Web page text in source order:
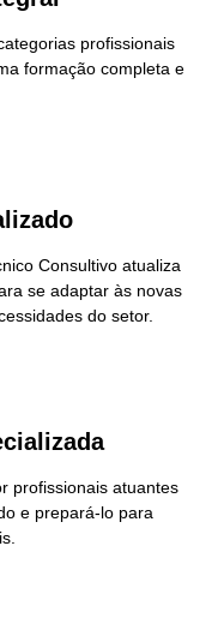
profissionais
formação completa e
Consultivo atualiza
se adaptar às novas
do setor.
profissionais atuantes
e prepará-lo para